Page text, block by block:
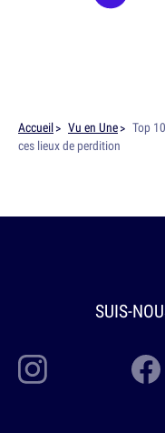
Accueil Vu en Une
Top
ces lieux de perdition
SUIS-